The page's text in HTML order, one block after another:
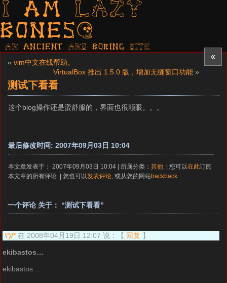
I am LAZY
bones?
AN ancient AND boring SITE
«
« vim中文在线帮助。
VirtualBox 推出 1.5.0 版，增加无缝窗口功能 »
测试下看看
这个blog操作还是蛮舒服的，界面也很顺眼。。。
最后修改时间: 2007年09月03日 10:04
本文章发表于： 2007年09月03日 10:04 | 所属分类：其他 . | 您可以在此订阅
本文章的所有评论. | 您也可以 发表评论 , 或从您的网站trackback
一个评论 关于： “测试下看看”
\')/* 在 2008年04月19日 12:07 说： 【 回复 】
ekibastos…
ekibastos…